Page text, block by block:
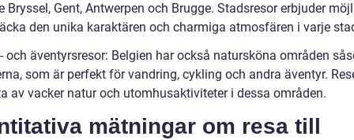
Bryssel, Gent, Antwerpen och Brugge. Stadsresor erbjuder
den unika karaktären och charmiga atmosfären i varje
och äventyrsresor: Belgien har också natursköna områden
som är perfekt för vandring, cykling och andra äventyr.
av vacker natur och utomhusaktiviteter i dessa områden.
mätningar om resa till